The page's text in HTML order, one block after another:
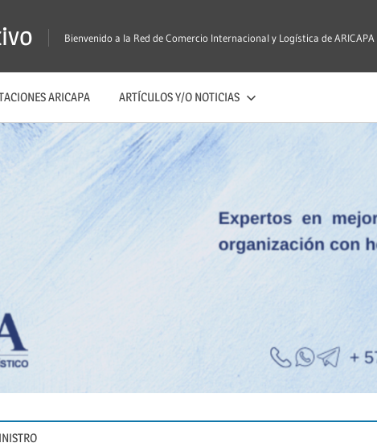
Bienvenido a la Red de Comercio Internacional y Logística de ARICAPA
ARICAPA ARTÍCULOS Y/O NOTICIAS